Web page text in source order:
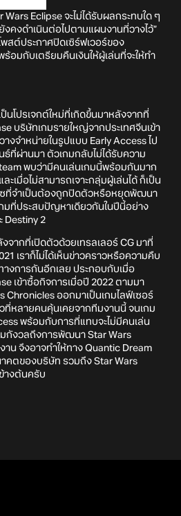
Eclipse จะไม่ได้รับผลกระทบใด ๆ
คงดำเนินต่อไปตามแผนงานที่วางไว้”
สต์ประกาศปิดเซิร์ฟเวอร์ของ
อมกับเตรียมคืนเงินให้ผู้เล่นที่จะให้ทำ
นโปรเจกต์ใหม่ที่เกิดขึ้นมาหลังจากที่
บริษัทเกมรายใหญ่จากประเทศจีนเข้า
งจำหน่ายในรูปแบบ Early Access ไป
ที่ผ่านมา ตัวเกมกลับไม่ได้รับความ
พบว่ามีคนเล่นเกมนี้พร้อมกันมาก
ะเมื่อไม่สามารถเจาะกลุ่มผู้เล่นได้ ก็เป็น
ซที่จำเป็นต้องถูกปิดตัวหรือหยุดพัฒนา
มที่ประสบปัญหาเดียวกันในปีนี้อย่าง
Destiny 2
จากที่เปิดตัวด้วยเทรลเลอร์ CG มาที่
เราก็ไม่ได้เห็นข่าวคราวหรือความคืบ
างการกันอีกเลย ประกอบกับเมื่อ
เข้าซื้อกิจการเมื่อปี 2022 ตามมา
Chronicles ออกมาเป็นเกมไลฟ์เซอร์
ที่หลายคนคุ้นเคยจากทีมงานนี้ จนเกม
พร้อมกับการที่แทบจะไม่มีคนเล่น
กังวลถึงการพัฒนา Star Wars
น จึงอาจทำให้ทาง Quantic Dream
ตของบริษัท รวมถึง Star Wars
างต้นครับ